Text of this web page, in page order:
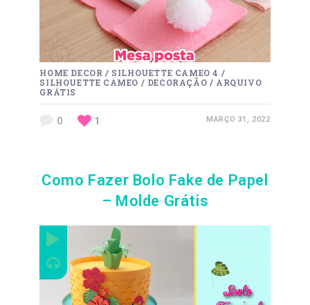
HOME DECOR / SILHOUETTE CAMEO 4 /
SILHOUETTE CAMEO / DECORAÇÃO / ARQUIVO
GRÁTIS
0 1 MARÇO 31, 2022
Como Fazer Bolo Fake de Papel
– Molde Grátis